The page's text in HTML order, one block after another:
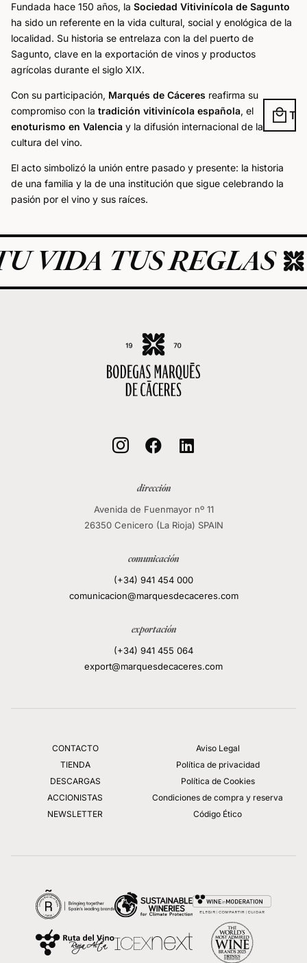
local_mall
Fundada hace 150 años, la Sociedad Vitivinícola de Sagunto
ha sido un referente en la vida cultural, social y enológica de la
localidad. Su historia se entrelaza con la del puerto de
Sagunto, clave en la exportación de vinos y productos
agrícolas durante el siglo XIX.
Con su participación, Marqués de Cáceres reafirma su
compromiso con la tradición vitivinícola española, el
enoturismo en Valencia y la difusión internacional de la
cultura del vino.
El acto simbolizó la unión entre pasado y presente: la historia
de una familia y la de una institución que sigue celebrando la
pasión por el vino y sus raíces.
VIDA TUS REGLAS
  
dirección
Avenida de Fuenmayor nº 11
26350 Cenicero (La Rioja) SPAIN
comunicación
(+34) 941 454 000
comunicacion@marquesdecaceres.com
exportación
(+34) 941 455 064
export@marquesdecaceres.com
CONTACTO
TIENDA
DESCARGAS
ACCIONISTAS
NEWSLETTER
Aviso Legal
Política de privacidad
Política de Cookies
Condiciones de compra y reserva
Código Ético